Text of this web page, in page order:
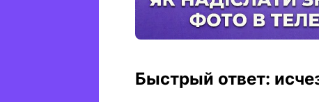
Быстрый ответ: